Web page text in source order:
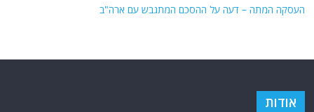
העסקה המתה – דעה על ההסכם המתגבש עם ארה"ב
אודות